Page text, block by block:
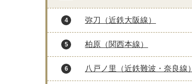
4 弥刀（近鉄大阪線）
5 柏原（関西本線）
6 八戸ノ里（近鉄難波・奈良線）